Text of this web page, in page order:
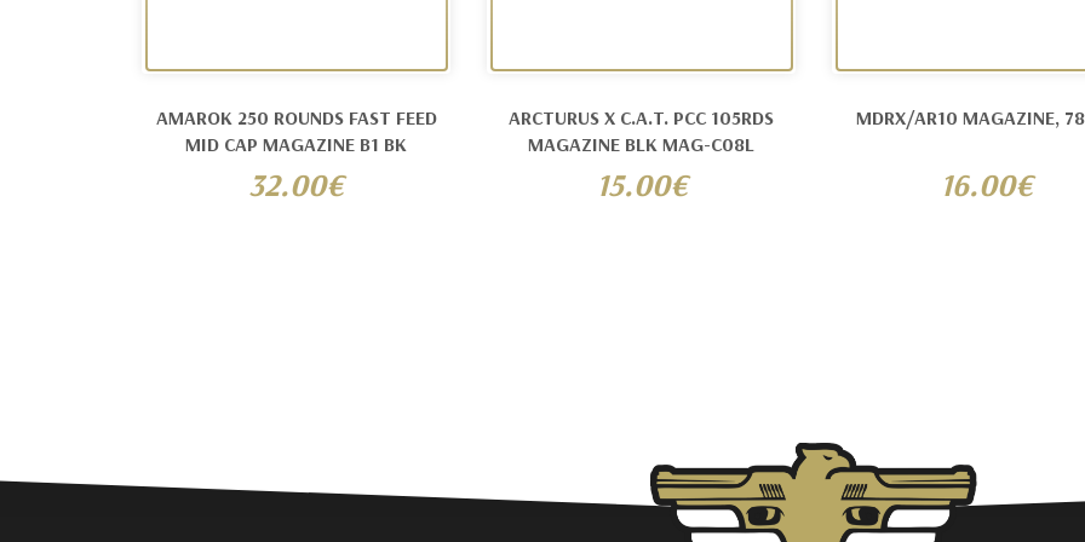
AMAROK 250 ROUNDS FAST FEED
MID CAP MAGAZINE B1 BK
32.00€
ARCTURUS X C.A.T. PCC 105RDS
MAGAZINE BLK MAG-C08L
15.00€
MDRX/AR10 MAGAZINE,
16.00€